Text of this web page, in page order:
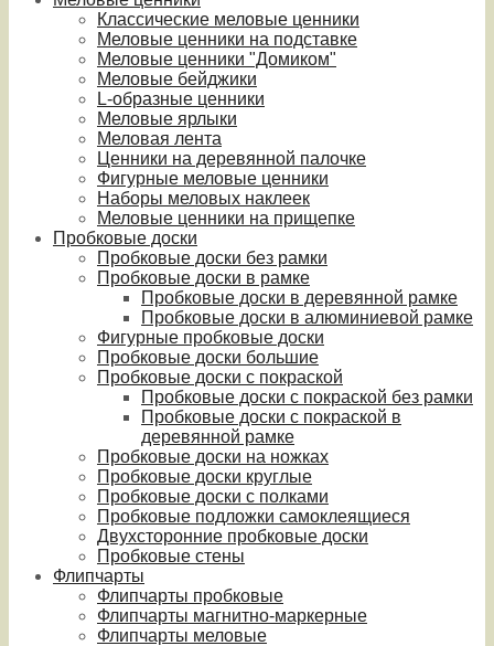
Классические меловые ценники
Меловые ценники на подставке
Меловые ценники "Домиком"
Меловые бейджики
L-образные ценники
Меловые ярлыки
Меловая лента
Ценники на деревянной палочке
Фигурные меловые ценники
Наборы меловых наклеек
Меловые ценники на прищепке
Пробковые доски
Пробковые доски без рамки
Пробковые доски в рамке
Пробковые доски в деревянной рамке
Пробковые доски в алюминиевой рамке
Фигурные пробковые доски
Пробковые доски большие
Пробковые доски с покраской
Пробковые доски с покраской без рамки
Пробковые доски с покраской в
деревянной рамке
Пробковые доски на ножках
Пробковые доски круглые
Пробковые доски с полками
Пробковые подложки самоклеящиеся
Двухсторонние пробковые доски
Пробковые стены
Флипчарты
Флипчарты пробковые
Флипчарты магнитно-маркерные
Флипчарты меловые